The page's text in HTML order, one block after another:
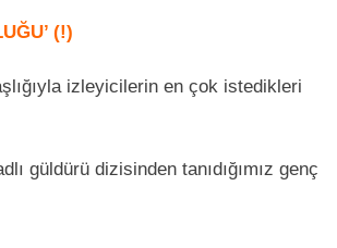
(!)
izleyicilerin en çok istedikleri
güldürü dizisinden tanıdığımız genç